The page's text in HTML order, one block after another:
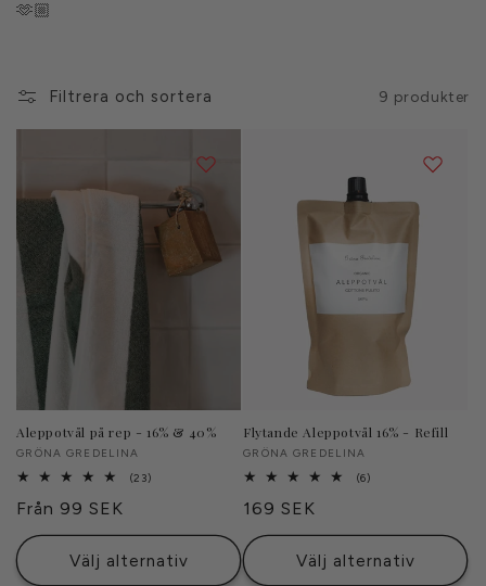
s
e
e
:
🫶🏼
Filtrera och sortera 9 produkter
Aleppotvål på rep - 16% & 40%
Säljare:
GRÖNA GREDELINA
(23)23
Ordinarie
pris
Från 99 SEK
Välj alternativ
Flytande Aleppotvål 16% - Refill
Säljare:
GRÖNA GREDELINA
(6)6
Ordinarie
pris
169 SEK
Välj alternativ